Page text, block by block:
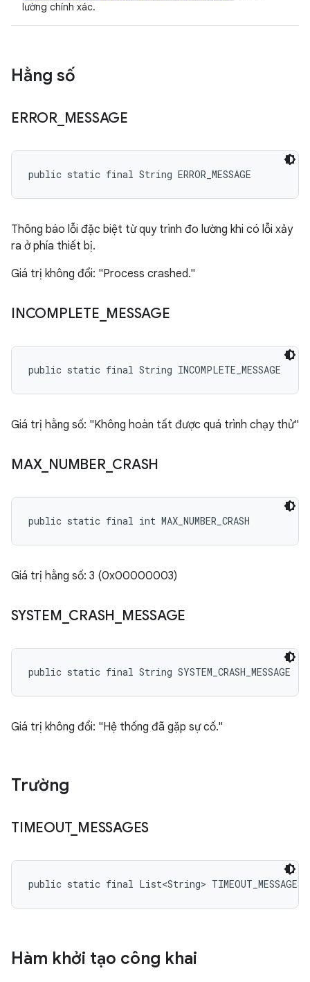
lường chính xác.
Hằng số
ERROR_ MESSAGE
public static final String ERROR_MESSAGE
Thông báo lỗi đặc biệt từ quy trình đo lường khi có lỗi xảy
ra ở phía thiết bị.
Giá trị không đổi: "Process crashed."
INCOMPLETE MESSAGE
public static final String INCOMPLETE_MESSAGE
Giá trị hằng số: "Không hoàn tất được quá trình chạy thử"
MAX_ NUMBER_ CRASH
public static final int MAX_NUMBER_CRASH
Giá trị hằng số: 3 (0x00000003)
SYSTEM CRASH MESSAGE
public static final String SYSTEM_CRASH_MESSAGE
Giá trị không đổi: "Hệ thống đã gặp sự cố."
Trường
TIMEOUT_ MESSAGES
public static final List<String> TIMEOUT_MESSAGES
Hàm khởi tạo công khai